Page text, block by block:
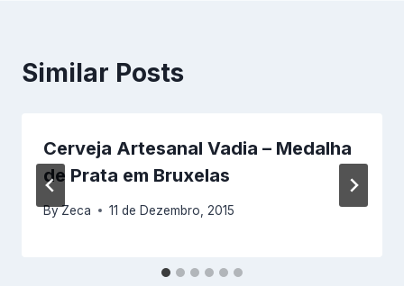
Similar Posts
Cerveja Artesanal Vadia – Medalha
de Prata em Bruxelas
ByZeca 11 de Dezembro, 2015